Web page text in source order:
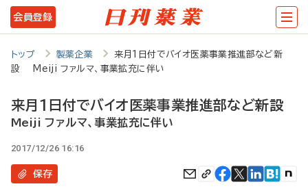
メ
イ
コ
テ
ツ
に
会員登録
トップ 製薬企業
来月1日付でバイオ医薬事業推進部など新
設 Meiji ファルマ、事業拡充に伴い
来月1日付でバイオ医薬事業推進部など新設
Meiji ファルマ、事業拡充に伴い
2017/12/26 16:16
保存